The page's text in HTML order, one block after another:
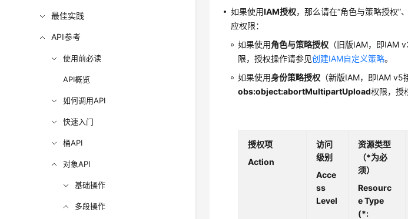
最佳实践
API参考
使用前必读
API概览
如何调用API
快速入门
桶API
对象API
基础操作
多段操作
如果使用IAM授权，那么请在“角色与策略授权”
应权限：
如果使用角色与策略授权 （旧版IAM，即IAM
限，授权操作请参见创建IAM自定义策略。
如果使用身份策略授权 （新版IAM，即IAM v5
obs:object:abortMultipartUpload权限，授
授权项
Action
访问
级别
Acce
ss
Level
资源类型
（*为必
须）
Resourc
e Type
(*: